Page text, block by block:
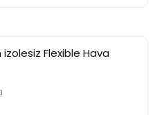
Flexible Hava